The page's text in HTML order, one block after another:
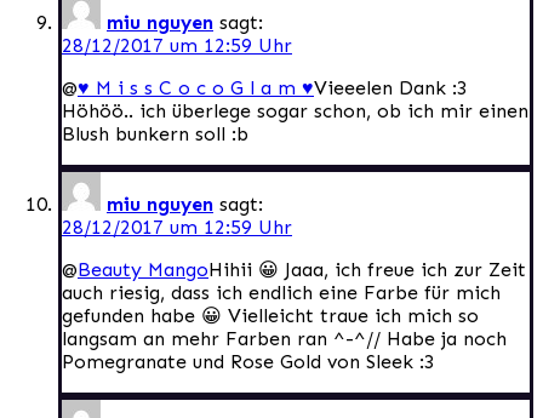
miu nguyen sagt:
28/12/2017 um 12:59 Uhr
@♥ M i s s C o c o G l a m ♥Vieeelen Dank :3
Höhöö.. ich überlege sogar schon, ob ich mir einen
Blush bunkern soll :b
miu nguyen sagt:
28/12/2017 um 12:59 Uhr
@Beauty MangoHihii 😀 Jaaa, ich freue ich zur Zeit
auch riesig, dass ich endlich eine Farbe für mich
gefunden habe 😀 Vielleicht traue ich mich so
langsam an mehr Farben ran ^-^// Habe ja noch
Pomegranate und Rose Gold von Sleek :3